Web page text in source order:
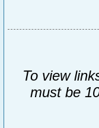
To view
must be